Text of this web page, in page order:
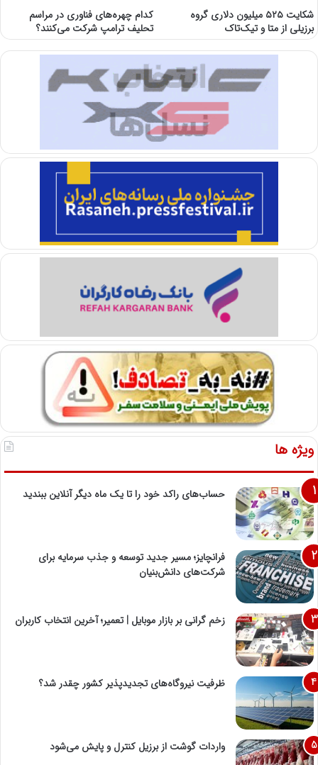
شکایت ۵۲۵ میلیون دلاری گروه
برزیلی از متا و تیک‌تاک
کدام چهره‌های فناوری در مراسم
تحلیف ترامپ شرکت می‌کنند؟
ویژه ها
حساب‌های راکد خود را تا یک ماه دیگر آنلاین ببندید
فرانچایز؛ مسیر جدید توسعه و جذب سرمایه برای
شرکت‌های دانش‌بنیان
زخم گرانی بر بازار موبایل | تعمیر؛ آخرین انتخاب کاربران
ظرفیت نیروگاه‌های تجدیدپذیر کشور چقدر شد؟
واردات گوشت از برزیل کنترل و پایش می‌شود